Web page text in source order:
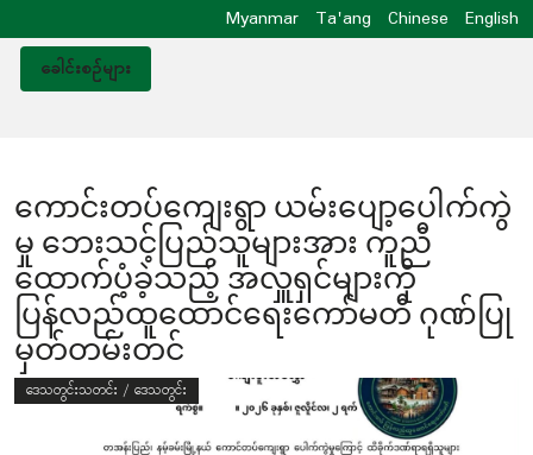
Myanmar Ta'ang Chinese
English
ခေါင်းစဥ်များ
ကောင်းတပ်ကျေးရွာ ယမ်းပျော့ပေါက်ကွဲ
မှု ဘေးသင့်ပြည်သူများအား ကူညီ
ထောက်ပံ့ခဲ့သည့် အလှူရှင်များကို
ပြန်လည်ထူထောင်ရေးကော်မတီ ဂုဏ်ပြု
မှတ်တမ်းတင်
ဒေသတွင်းသတင်း / ဒေသတွင်း